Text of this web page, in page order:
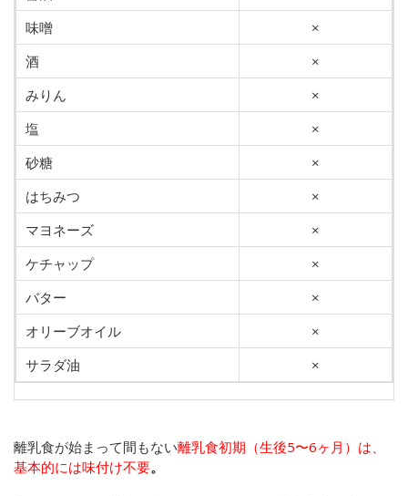
味噌
×
酒
×
みりん
×
塩
×
砂糖
×
はちみつ
×
マヨネーズ
×
ケチャップ
×
バター
×
オリーブオイル
×
サラダ油
×
離乳食が始まって間もない離乳食初期（生後5〜6ヶ月）は、
基本的には味付け不要。